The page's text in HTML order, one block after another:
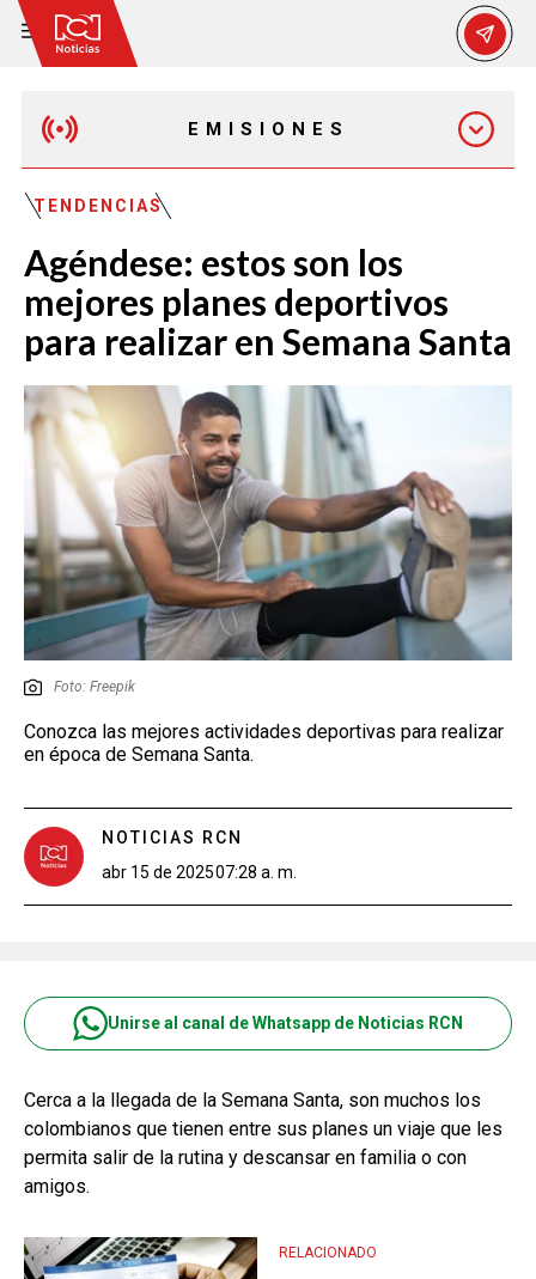
EMISIONES
EMISIÓN 12:30 PM
EMISIÓN 7:00 PM
EMISIÓN 11:30 PM
TENDENCIAS
Agéndese: estos son los
mejores planes deportivos
para realizar en Semana Santa
Foto: Freepik
Conozca las mejores actividades deportivas para realizar
en época de Semana Santa.
NOTICIAS RCN
abr 15 de 202507:28 a. m.
Unirse al canal de Whatsapp de Noticias RCN
Cerca a la llegada de la Semana Santa, son muchos los
colombianos que tienen entre sus planes un viaje que les
permita salir de la rutina y descansar en familia o con
amigos.
RELACIONADO